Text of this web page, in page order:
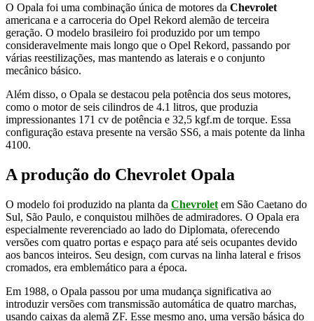
O Opala foi uma combinação única de motores da Chevrolet
americana e a carroceria do Opel Rekord alemão de terceira
geração. O modelo brasileiro foi produzido por um tempo
consideravelmente mais longo que o Opel Rekord, passando por
várias reestilizações, mas mantendo as laterais e o conjunto
mecânico básico.
Além disso, o Opala se destacou pela potência dos seus motores,
como o motor de seis cilindros de 4.1 litros, que produzia
impressionantes 171 cv de potência e 32,5 kgf.m de torque. Essa
configuração estava presente na versão SS6, a mais potente da linha
4100.
A produção do Chevrolet Opala
O modelo foi produzido na planta da Chevrolet em São Caetano do
Sul, São Paulo, e conquistou milhões de admiradores. O Opala era
especialmente reverenciado ao lado do Diplomata, oferecendo
versões com quatro portas e espaço para até seis ocupantes devido
aos bancos inteiros. Seu design, com curvas na linha lateral e frisos
cromados, era emblemático para a época.
Em 1988, o Opala passou por uma mudança significativa ao
introduzir versões com transmissão automática de quatro marchas,
usando caixas da alemã ZF. Esse mesmo ano, uma versão básica do